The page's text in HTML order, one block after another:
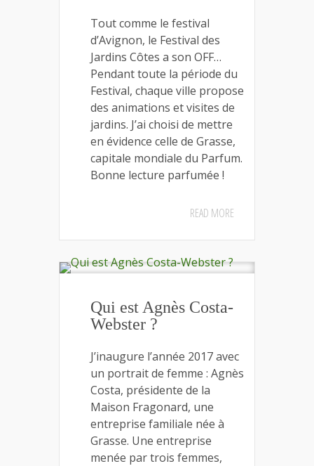
Tout comme le festival
d’Avignon, le Festival des
Jardins Côtes a son OFF…
Pendant toute la période du
Festival, chaque ville propose
des animations et visites de
jardins. J’ai choisi de mettre
en évidence celle de Grasse,
capitale mondiale du Parfum.
Bonne lecture parfumée !
READ MORE
Qui est Agnès Costa-
Webster ?
J’inaugure l’année 2017 avec
un portrait de femme : Agnès
Costa, présidente de la
Maison Fragonard, une
entreprise familiale née à
Grasse. Une entreprise
menée par trois femmes,